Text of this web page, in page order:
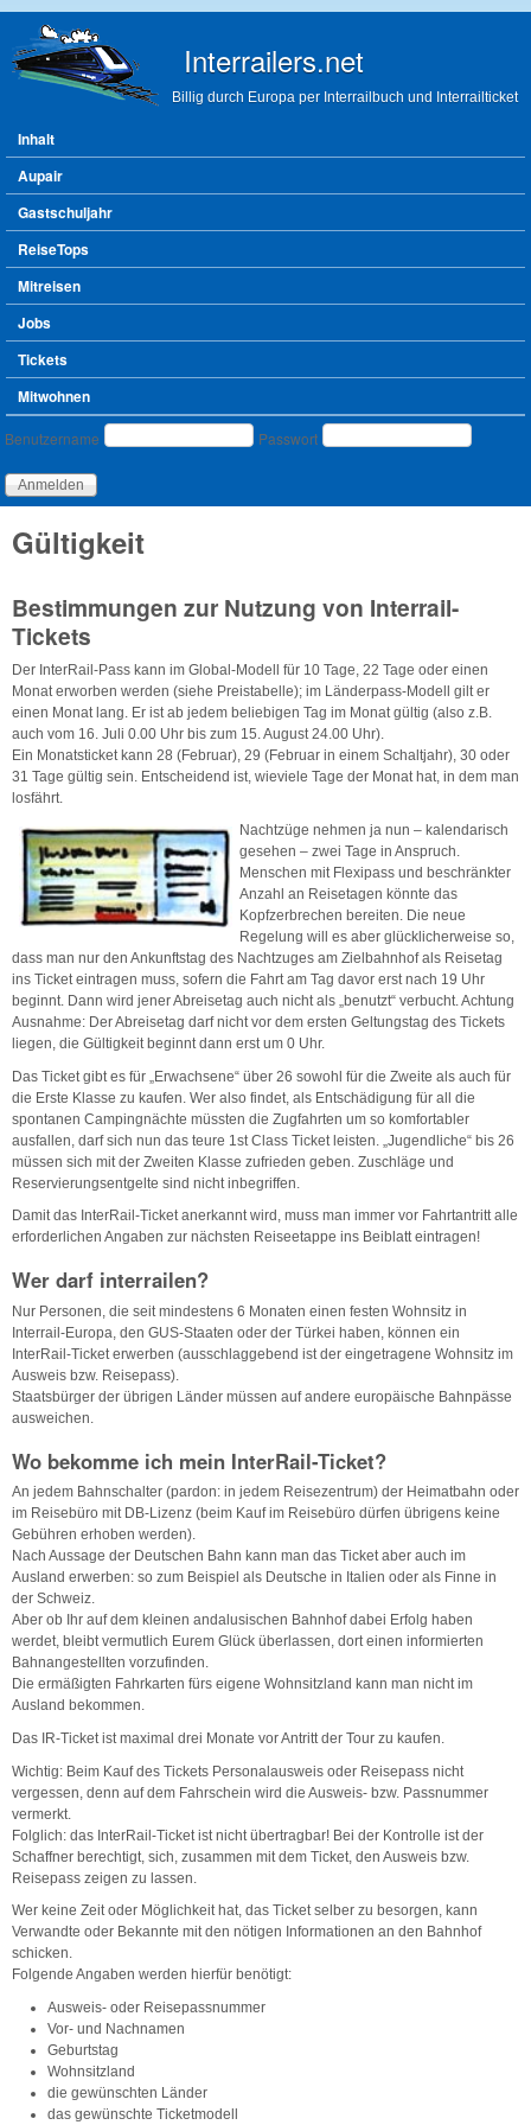
Interrailers.net
Billig durch Europa per Interrailbuch und Interrailticket
Hauptmenü
Inhalt
Aupair
Gastschuljahr
ReiseTops
Mitreisen
Jobs
Tickets
Mitwohnen
Benutzeranmeldung
Benutzername Passwort
Gültigkeit
Bestimmungen zur Nutzung von Interrail-
Tickets
Der InterRail-Pass kann im Global-Modell für 10 Tage, 22 Tage oder einen
Monat erworben werden (siehe Preistabelle); im Länderpass-Modell gilt er
einen Monat lang. Er ist ab jedem beliebigen Tag im Monat gültig (also z.B.
auch vom 16. Juli 0.00 Uhr bis zum 15. August 24.00 Uhr).
Ein Monatsticket kann 28 (Februar), 29 (Februar in einem Schaltjahr), 30 oder
31 Tage gültig sein. Entscheidend ist, wieviele Tage der Monat hat, in dem man
losfährt.
Nachtzüge nehmen ja nun – kalendarisch
gesehen – zwei Tage in Anspruch.
Menschen mit Flexipass und beschränkter
Anzahl an Reisetagen könnte das
Kopfzerbrechen bereiten. Die neue
Regelung will es aber glücklicherweise so,
dass man nur den Ankunftstag des Nachtzuges am Zielbahnhof als Reisetag
ins Ticket eintragen muss, sofern die Fahrt am Tag davor erst nach 19 Uhr
beginnt. Dann wird jener Abreisetag auch nicht als „benutzt“ verbucht. Achtung
Ausnahme: Der Abreisetag darf nicht vor dem ersten Geltungstag des Tickets
liegen, die Gültigkeit beginnt dann erst um 0 Uhr.
Das Ticket gibt es für „Erwachsene“ über 26 sowohl für die Zweite als auch für
die Erste Klasse zu kaufen. Wer also findet, als Entschädigung für all die
spontanen Campingnächte müssten die Zugfahrten um so komfortabler
ausfallen, darf sich nun das teure 1st Class Ticket leisten. „Jugendliche“ bis 26
müssen sich mit der Zweiten Klasse zufrieden geben. Zuschläge und
Reservierungsentgelte sind nicht inbegriffen.
Damit das InterRail-Ticket anerkannt wird, muss man immer vor Fahrtantritt alle
erforderlichen Angaben zur nächsten Reiseetappe ins Beiblatt eintragen!
Wer darf interrailen?
Nur Personen, die seit mindestens 6 Monaten einen festen Wohnsitz in
Interrail-Europa, den GUS-Staaten oder der Türkei haben, können ein
InterRail-Ticket erwerben (ausschlaggebend ist der eingetragene Wohnsitz im
Ausweis bzw. Reisepass).
Staatsbürger der übrigen Länder müssen auf andere europäische Bahnpässe
ausweichen.
Wo bekomme ich mein InterRail-Ticket?
An jedem Bahnschalter (pardon: in jedem Reisezentrum) der Heimatbahn oder
im Reisebüro mit DB-Lizenz (beim Kauf im Reisebüro dürfen übrigens keine
Gebühren erhoben werden).
Nach Aussage der Deutschen Bahn kann man das Ticket aber auch im
Ausland erwerben: so zum Beispiel als Deutsche in Italien oder als Finne in
der Schweiz.
Aber ob Ihr auf dem kleinen andalusischen Bahnhof dabei Erfolg haben
werdet, bleibt vermutlich Eurem Glück überlassen, dort einen informierten
Bahnangestellten vorzufinden.
Die ermäßigten Fahrkarten fürs eigene Wohnsitzland kann man nicht im
Ausland bekommen.
Das IR-Ticket ist maximal drei Monate vor Antritt der Tour zu kaufen.
Wichtig: Beim Kauf des Tickets Personalausweis oder Reisepass nicht
vergessen, denn auf dem Fahrschein wird die Ausweis- bzw. Passnummer
vermerkt.
Folglich: das InterRail-Ticket ist nicht übertragbar! Bei der Kontrolle ist der
Schaffner berechtigt, sich, zusammen mit dem Ticket, den Ausweis bzw.
Reisepass zeigen zu lassen.
Wer keine Zeit oder Möglichkeit hat, das Ticket selber zu besorgen, kann
Verwandte oder Bekannte mit den nötigen Informationen an den Bahnhof
schicken.
Folgende Angaben werden hierfür benötigt:
Ausweis- oder Reisepassnummer
Vor- und Nachnamen
Geburtstag
Wohnsitzland
die gewünschten Länder
das gewünschte Ticketmodell